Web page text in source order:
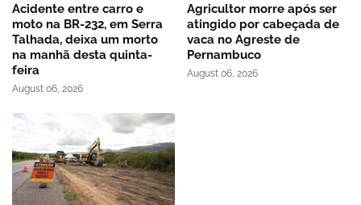
Acidente entre carro e
moto na BR-232, em Serra
Talhada, deixa um morto
na manhã desta quinta-
feira
August 06, 2026
Agricultor morre após ser
atingido por cabeçada de
vaca no Agreste de
Pernambuco
August 06, 2026